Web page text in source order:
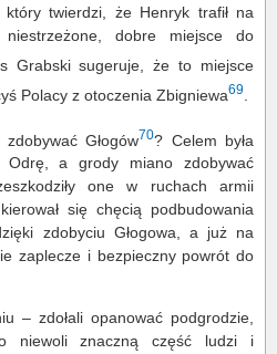
twierdzi, że Henryk trafił na
dobre miejsce do
Grabski sugeruje, że to miejsce
Polacy z otoczenia Zbigniewa69
Głogów70? Celem była
Odrę, a grody miano zdobywać
one w ruchach armii
się chęcią podbudowania
zdobyciu Głogowa, a już na
zaplecze i bezpieczny powrót do
– zdołali opanować podgrodzie,
niewoli znaczną część ludzi i